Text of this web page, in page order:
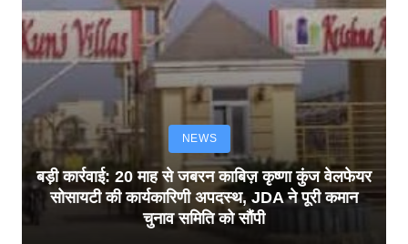
NEWS
बड़ी कार्रवाई: 20 माह से जबरन काबिज़ कृष्णा कुंज वेलफेयर
सोसायटी की कार्यकारिणी अपदस्थ, JDA ने पूरी कमान
चुनाव समिति को सौंपी